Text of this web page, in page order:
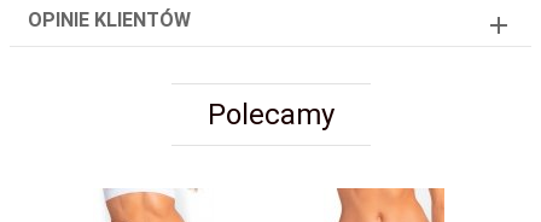
OPINIE KLIENTÓW
Polecamy